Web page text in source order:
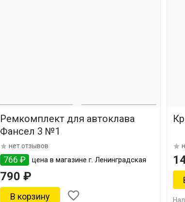
Ремкомплект для автоклава
Фансел 3 №1
нет отзывов
766 ₽ цена в магазине г. Ленинградская
790 ₽